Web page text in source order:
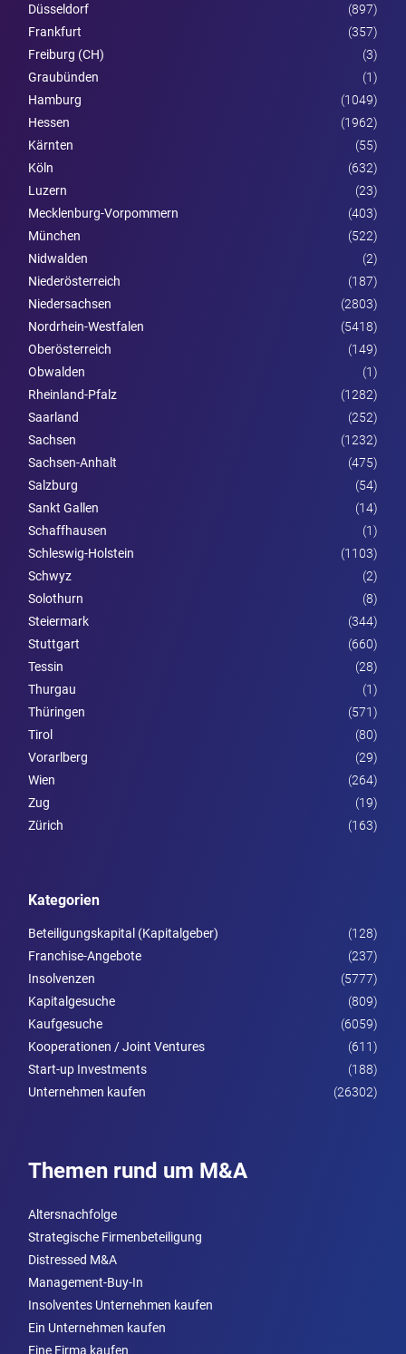
Düsseldorf
(897)
Frankfurt
(357)
Freiburg (CH)
(3)
Graubünden
(1)
Hamburg
(1049)
Hessen
(1962)
Kärnten
(55)
Köln
(632)
Luzern
(23)
Mecklenburg-Vorpommern
(403)
München
(522)
Nidwalden
(2)
Nieder­österreich
(187)
Niedersachsen
(2803)
Nordrhein-Westfalen
(5418)
Ober­österreich
(149)
Obwalden
(1)
Rheinland-Pfalz
(1282)
Saarland
(252)
Sachsen
(1232)
Sachsen-Anhalt
(475)
Salzburg
(54)
Sankt Gallen
(14)
Schaffhausen
(1)
Schleswig-Holstein
(1103)
Schwyz
(2)
Solothurn
(8)
Steier­mark
(344)
Stuttgart
(660)
Tessin
(28)
Thurgau
(1)
Thüringen
(571)
Tirol
(80)
Vorarl­berg
(29)
Wien
(264)
Zug
(19)
Zürich
(163)
Kategorien
Beteiligungskapital (Kapitalgeber)
(128)
Franchise-Angebote
(237)
Insolvenzen
(5777)
Kapitalgesuche
(809)
Kaufgesuche
(6059)
Kooperationen / Joint Ventures
(611)
Start-up Investments
(188)
Unternehmen kaufen
(26302)
Themen rund um M&A
Altersnachfolge
Strategische Firmenbeteiligung
Distressed M&A
Management-Buy-In
Insolventes Unternehmen kaufen
Ein Unternehmen kaufen
Eine Firma kaufen